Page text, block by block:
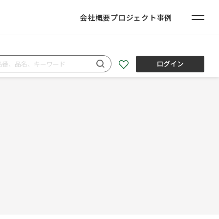
会社概要プロジェクト事例
ログイン